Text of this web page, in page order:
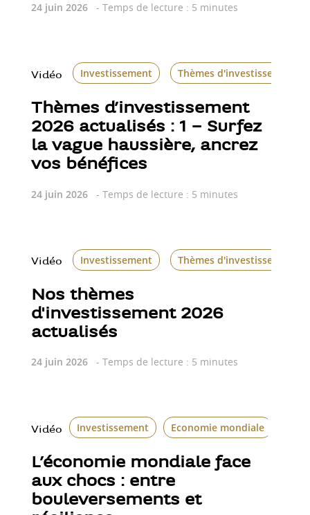
24 juin 2026 - Temps de lecture : 5 minutes
Vidéo Investissement Thèmes d'investissement
Thèmes d’investissement
2026 actualisés : 1 – Surfez
la vague haussière, ancrez
vos bénéfices
24 juin 2026 - Temps de lecture : 5 minutes
Vidéo Investissement Thèmes d'investissement
Nos thèmes
d'investissement 2026
actualisés
24 juin 2026 - Temps de lecture : 5 minutes
Vidéo Investissement Economie mondiale
L’économie mondiale face
aux chocs : entre
bouleversements et